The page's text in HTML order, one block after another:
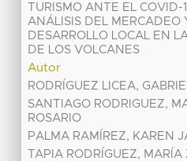
TURISMO ANTE EL COVID-
ANÁLISIS DEL MERCADEO
DESARROLLO LOCAL EN
DE LOS VOLCANES
Autor
RODRÍGUEZ LICEA,
SANTIAGO RODRIGUEZ,
ROSARIO
PALMA RAMÍREZ, KAREN
TAPIA RODRÍGUEZ,